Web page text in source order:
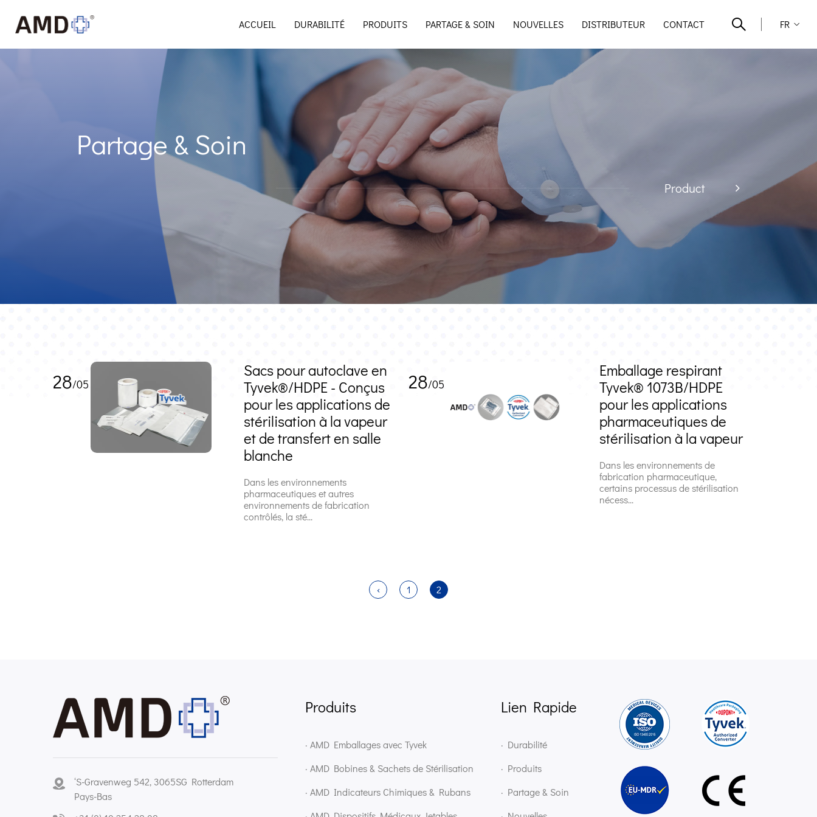
ACCUEIL DURABILITÉ PRODUITS PARTAGE & SOIN NOUVELLES DISTRIBUTEUR CONTACT FR
Partage & Soin
Product
28/05
Sacs pour autoclave en
Tyvek®/HDPE - Conçus
pour les applications de
stérilisation à la vapeur
et de transfert en salle
blanche
Dans les environnements
pharmaceutiques et autres
environnements de fabrication
contrôlés, la sté...
28/05
Emballage respirant
Tyvek® 1073B/HDPE
pour les applications
pharmaceutiques de
stérilisation à la vapeur
Dans les environnements de
fabrication pharmaceutique,
certains processus de stérilisation
nécess...
‹ 1 2
‘S-Gravenweg 542, 3065SG Rotterdam
Pays-Bas
Produits
· AMD Emballages avec Tyvek
· AMD Bobines & Sachets de Stérilisation
· AMD Indicateurs Chimiques & Rubans
Lien Rapide
· Durabilité
· Produits
· Partage & Soin